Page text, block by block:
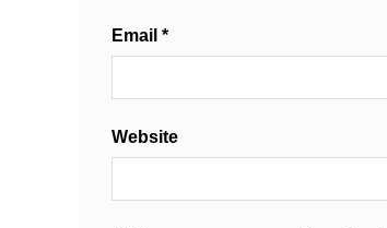
Email *
Website